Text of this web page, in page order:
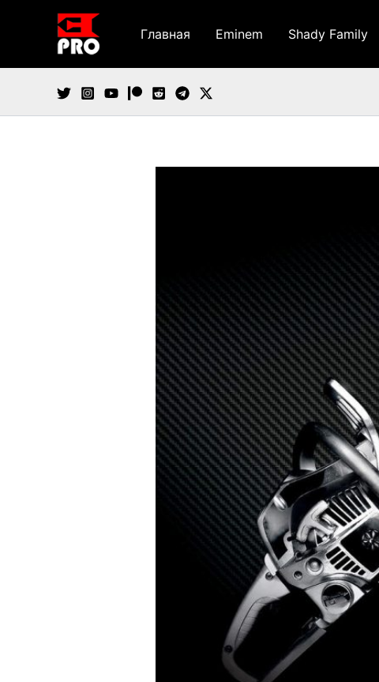
содержимому
Главная Eminem Shady Family